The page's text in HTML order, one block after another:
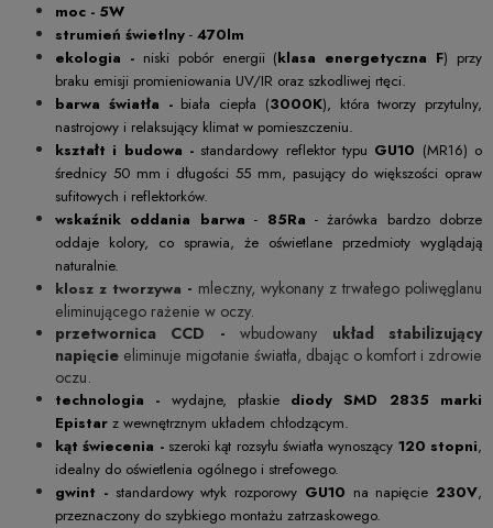
moc - 5W
strumień świetlny - 470lm
ekologia - niski pobór energii (klasa energetyczna F) przy
braku emisji promieniowania UV/IR oraz szkodliwej rtęci.
barwa światła -biała ciepła (3000K), która tworzy przytulny,
nastrojowy i relaksujący klimat w pomieszczeniu.
kształt i budowa - standardowy reflektor typu GU10 (MR16) o
średnicy 50 mm i długości 55 mm, pasujący do większości opraw
sufitowych i reflektorków.
wskaźnik oddania barwa - 85Ra - żarówka bardzo dobrze
oddaje kolory, co sprawia, że oświetlane przedmioty wyglądają
naturalnie.
klosz z tworzywa - mleczny, wykonany z trwałego poliwęglanu
eliminującego rażenie w oczy.
przetwornica CCD - wbudowany układ stabilizujący
napięcie eliminuje migotanie światła, dbając o komfort i zdrowie
oczu.
technologia - wydajne, płaskiediody SMD 2835 marki
Epistar z wewnętrznym układem chłodzącym.
kąt świecenia -szeroki kąt rozsyłu światła wynoszący 120 stopni,
idealny do oświetlenia ogólnego i strefowego.
gwint -standardowy wtyk rozporowy GU10 na napięcie 230V,
przeznaczony do szybkiego montażu zatrzaskowego.